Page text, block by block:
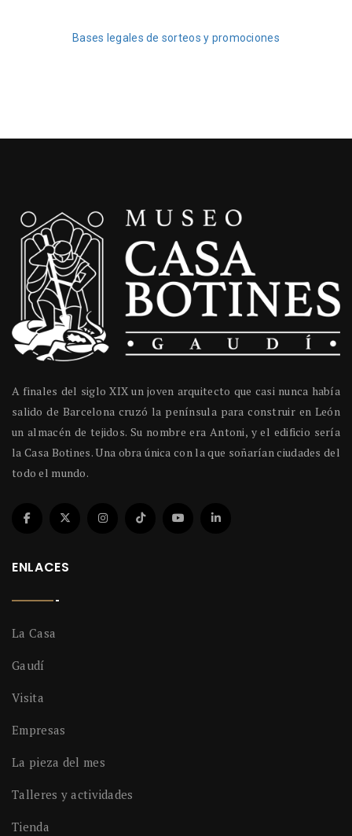
Bases legales de sorteos y promociones
A finales del siglo XIX un joven arquitecto que casi nunca había
salido de Barcelona cruzó la península para construir en León
un almacén de tejidos. Su nombre era Antoni, y el edificio sería
la Casa Botines. Una obra única con la que soñarían ciudades del
todo el mundo.
ENLACES
La Casa
Gaudí
Visita
Empresas
La pieza del mes
Talleres y actividades
Tienda